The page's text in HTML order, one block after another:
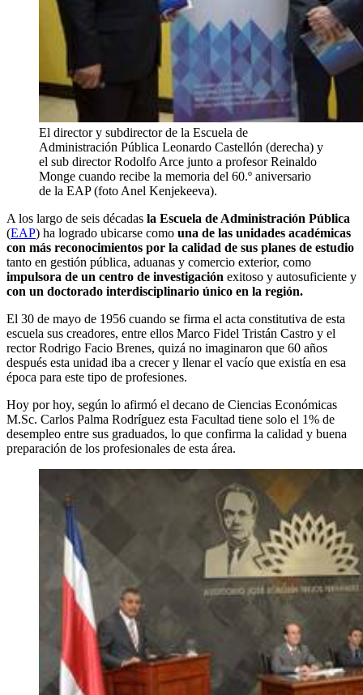
El director y subdirector de la Escuela de
Administración Pública Leonardo Castellón (derecha) y
el sub director Rodolfo Arce junto a profesor Reinaldo
Monge cuando recibe la memoria del 60.º aniversario
de la EAP (foto Anel Kenjekeeva).
A los largo de seis décadas la Escuela de Administración Pública
(EAP) ha logrado ubicarse como una de las unidades académicas
con más reconocimientos por la calidad de sus planes de estudio
tanto en gestión pública, aduanas y comercio exterior, como
impulsora de un centro de investigación exitoso y autosuficiente y
con un doctorado interdisciplinario único en la región.
El 30 de mayo de 1956 cuando se firma el acta constitutiva de esta
escuela sus creadores, entre ellos Marco Fidel Tristán Castro y el
rector Rodrigo Facio Brenes, quizá no imaginaron que 60 años
después esta unidad iba a crecer y llenar el vacío que existía en esa
época para este tipo de profesiones.
Hoy por hoy, según lo afirmó el decano de Ciencias Económicas
M.Sc. Carlos Palma Rodríguez esta Facultad tiene solo el 1% de
desempleo entre sus graduados, lo que confirma la calidad y buena
preparación de los profesionales de esta área.